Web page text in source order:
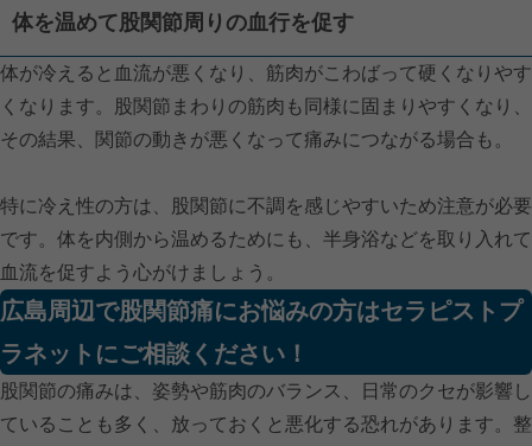
体を温めて股関節周りの血行を促す
体が冷えると血流が悪くなり、筋肉がこわばって硬くなりやす
くなります。股関節まわりの筋肉も同様に固まりやすくなり、
その結果、関節の動きが悪くなって痛みにつながる場合も。
特に冷え性の方は、股関節に不調を感じやすいため注意が必要
です。体を内側から温めるためにも、半身浴などを取り入れて
血流を促すよう心がけましょう。
広島周辺で股関節痛にお悩みの方はセラピストプ
ラネットにご相談ください！
股関節の痛みは、姿勢や筋肉のバランス、日常のクセが影響し
ていることも多く、放っておくと悪化する恐れがあります。整